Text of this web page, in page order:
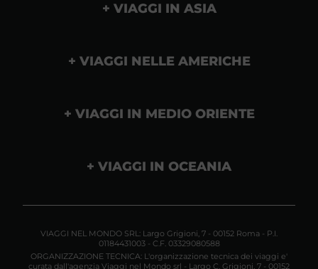
VIAGGI IN ASIA
VIAGGI NELLE AMERICHE
VIAGGI IN MEDIO ORIENTE
VIAGGI IN OCEANIA
VIAGGI NEL MONDO SRL: Largo Grigioni, 7 - 00152 Roma - P.I.
01184431003 - C.F. 03329080588
ORGANIZZAZIONE TECNICA: L'organizzazione tecnica dei viaggi e'
curata dall'agenzia Viaggi nel Mondo srl - Largo C. Grigioni, 7 - 00152